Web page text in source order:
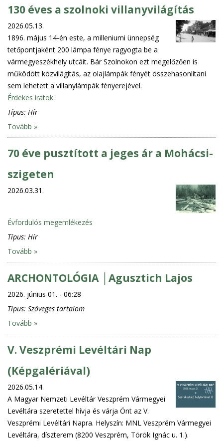
130 éves a szolnoki villanyvilágítás
2026.05.13.
1896. május 14-én este, a milleniumi ünnepség
tetőpontjaként 200 lámpa fénye ragyogta be a
vármegyeszékhely utcáit. Bár Szolnokon ezt megelőzően is
működött közvilágítás, az olajlámpák fényét összehasonlítani
sem lehetett a villanylámpák fényerejével.
Érdekes iratok
Típus: Hír
Tovább »
70 éve pusztított a jeges ár a Mohácsi-
szigeten
2026.03.31.
Évfordulós megemlékezés
Típus: Hír
Tovább »
ARCHONTOLÓGIA │Agusztich Lajos
2026. június 01. - 06:28
Típus: Szöveges tartalom
Tovább »
V. Veszprémi Levéltári Nap
(Képgalériával)
2026.05.14.
A Magyar Nemzeti Levéltár Veszprém Vármegyei
Levéltára szeretettel hívja és várja Önt az V.
Veszprémi Levéltári Napra. Helyszín: MNL Veszprém Vármegyei
Levéltára, díszterem (8200 Veszprém, Török Ignác u. 1.).